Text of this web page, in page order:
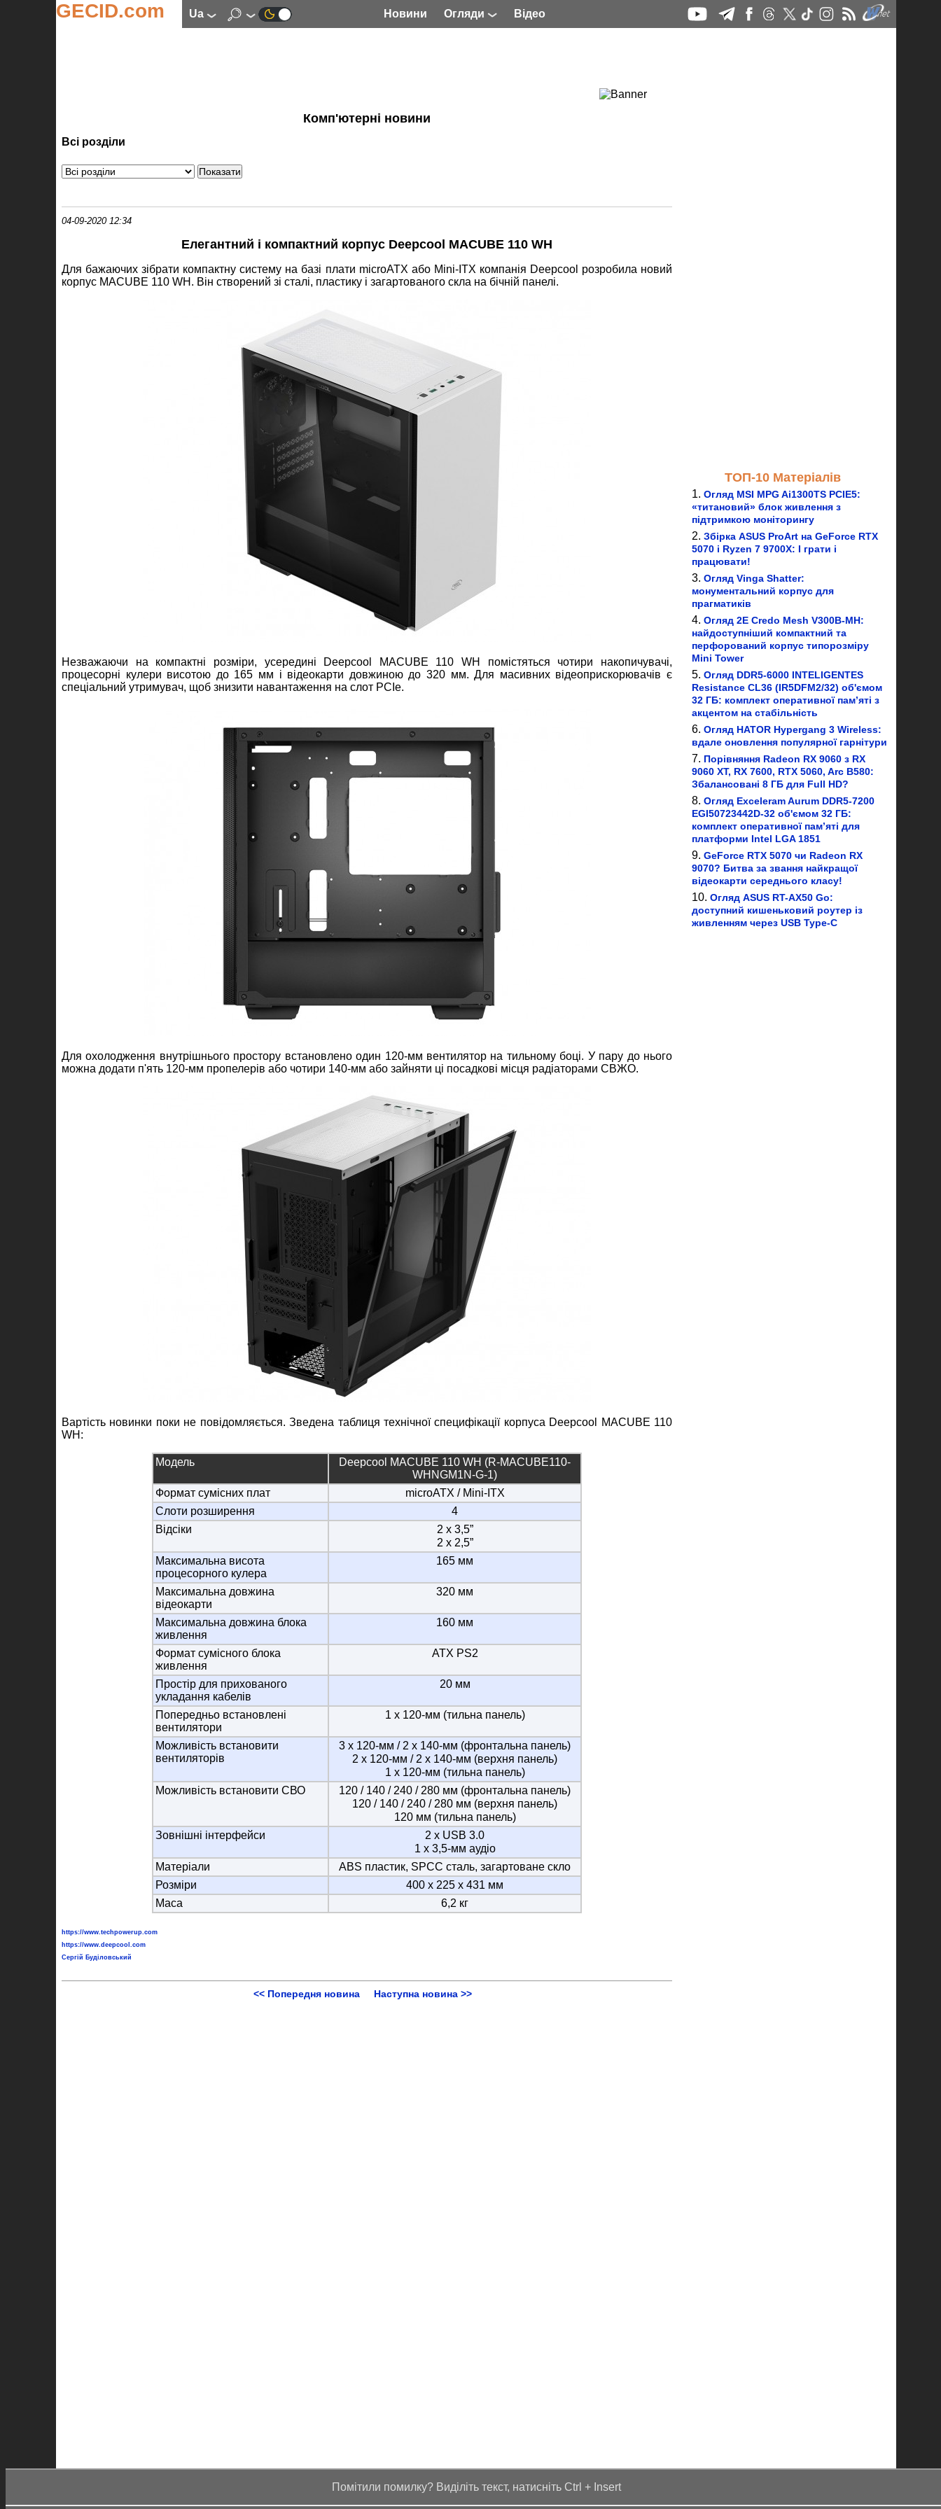
GECID.com ua Новини Огляди Відео
Комп'ютерні новини
Всі розділи
04-09-2020 12:34
Елегантний і компактний корпус Deepcool MACUBE 110 WH
Для бажаючих зібрати компактну систему на базі плати microATX або Mini-ITX компанія Deepcool розробила новий
корпус MACUBE 110 WH. Він створений зі сталі, пластику і загартованого скла на бічній панелі.
Незважаючи на компактні розміри, усередині Deepcool MACUBE 110 WH помістяться чотири накопичувачі,
процесорні кулери висотою до 165 мм і відеокарти довжиною до 320 мм. Для масивних відеоприскорювачів є
спеціальний утримувач, щоб знизити навантаження на слот PCIe.
Для охолодження внутрішнього простору встановлено один 120-мм вентилятор на тильному боці. У пару до нього
можна додати п'ять 120-мм пропелерів або чотири 140-мм або зайняти ці посадкові місця радіаторами СВЖО.
Вартість новинки поки не повідомляється. Зведена таблиця технічної специфікації корпуса Deepcool MACUBE 110
WH:
Модель
Deepcool MACUBE 110 WH (R-MACUBE110-
WHNGM1N-G-1)
Формат сумісних плат
microATX / Mini-ITX
Слоти розширення
4
Відсіки
2 х 3,5”
2 x 2,5”
Максимальна висота
процесорного кулера
165 мм
Максимальна довжина
відеокарти
320 мм
Максимальна довжина блока
живлення
160 мм
Формат сумісного блока
живлення
ATX PS2
Простір для прихованого
укладання кабелів
20 мм
Попередньо встановлені
вентилятори
1 х 120-мм (тильна панель)
Можливість встановити
вентиляторів
3 х 120-мм / 2 х 140-мм (фронтальна панель)
2 х 120-мм / 2 х 140-мм (верхня панель)
1 х 120-мм (тильна панель)
Можливість встановити СВО
120 / 140 / 240 / 280 мм (фронтальна панель)
120 / 140 / 240 / 280 мм (верхня панель)
120 мм (тильна панель)
Зовнішні інтерфейси
2 x USB 3.0
1 x 3,5-мм аудіо
Матеріали
ABS пластик, SPCC сталь, загартоване скло
Розміри
400 х 225 х 431 мм
Маса
6,2 кг
https://www.techpowerup.com
https://www.deepcool.com
Сергій Буділовський
<< Попередня новина Наступна новина >>
ТОП-10 Матеріалів
Огляд MSI MPG Ai1300TS PCIE5:
«титановий» блок живлення з
підтримкою моніторингу
Збірка ASUS ProArt на GeForce RTX
5070 і Ryzen 7 9700X: І грати і
працювати!
Огляд Vinga Shatter:
монументальний корпус для
прагматиків
Огляд 2E Credo Mesh V300B-MH:
найдоступніший компактний та
перфорований корпус типорозміру
Mini Tower
Огляд DDR5-6000 INTELIGENTES
Resistance CL36 (IR5DFM2/32) об'ємом
32 ГБ: комплект оперативної пам’яті з
акцентом на стабільність
Огляд HATOR Hypergang 3 Wireless:
вдале оновлення популярної гарнітури
Порівняння Radeon RX 9060 з RX
9060 XT, RX 7600, RTX 5060, Arc B580:
Збалансовані 8 ГБ для Full HD?
Огляд Exceleram Aurum DDR5-7200
EGI50723442D-32 об'ємом 32 ГБ:
комплект оперативної пам’яті для
платформи Intel LGA 1851
GeForce RTX 5070 чи Radeon RX
9070? Битва за звання найкращої
відеокарти середнього класу!
Огляд ASUS RT-AX50 Go:
доступний кишеньковий роутер із
живленням через USB Type-C
Помітили помилку? Виділіть текст, натисніть Ctrl + Insert